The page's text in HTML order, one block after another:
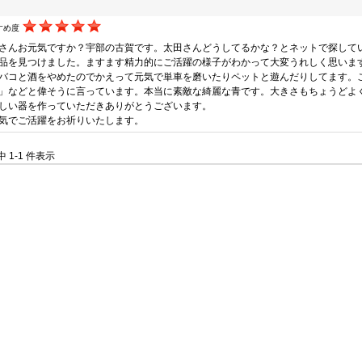
め度
んお元気ですか？宇部の古賀です。太田さんどうしてるかな？とネットで探し
を見つけました。ますます精力的にご活躍の様子がわかって大変うれしく思い
コと酒をやめたのでかえって元気で単車を磨いたりペットと遊んだりしてます
などと偉そうに言っています。本当に素敵な綺麗な青です。大きさもちょうど
い器を作っていただきありがとうございます。
でご活躍をお祈りいたします。
1-1 件表示